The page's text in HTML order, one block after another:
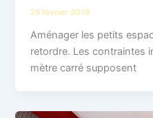
25 février 2019
Aménager les petits
retordre. Les contraintes
mètre carré supposent